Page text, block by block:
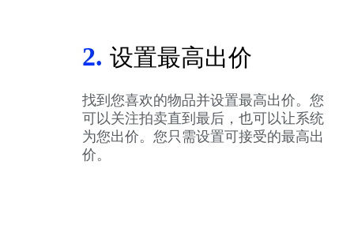
2. 设置最高出价
找到您喜欢的物品并设置最高出价。您
可以关注拍卖直到最后，也可以让系统
为您出价。您只需设置可接受的最高出
价。